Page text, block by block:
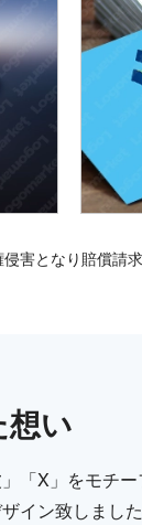
害となり賠償請
い
「X」をモチ
イン致しまし